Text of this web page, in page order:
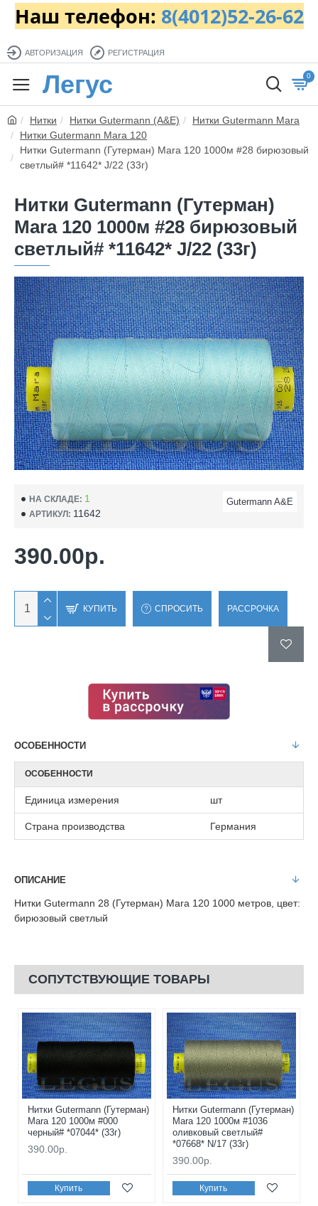
Наш телефон: 8(4012)52-26-62
АВТОРИЗАЦИЯ РЕГИСТРАЦИЯ
Легус 0
Нитки Нитки Gutermann (A&E)
Нитки Gutermann Mara
Нитки Gutermann Mara 120
Нитки Gutermann (Гутерман) Mara 120 1000м #28 бирюзовый
светлый# *11642* J/22 (33г)
Нитки Gutermann (Гутерман)
Mara 120 1000м #28 бирюзовый
светлый# *11642* J/22 (33г)
НА СКЛАДЕ: 1
АРТИКУЛ: 11642
Gutermann A&E
390.00р.
КУПИТЬ СПРОСИТЬ РАССРОЧКА
ОСОБЕННОСТИ
ОСОБЕННОСТИ
Единица измерения шт
Страна производства Германия
ОПИСАНИЕ
Нитки Gutermann 28 (Гутерман) Mara 120 1000 метров, цвет:
бирюзовый светлый
СОПУТСТВУЮЩИЕ ТОВАРЫ
Нитки Gutermann (Гутерман)
Mara 120 1000м #000
черный# *07044* (33г)
390.00р.
Купить
Нитки Gutermann (Гутерман)
Mara 120 1000м #1036
оливковый светлый#
*07668* N/17 (33г)
390.00р.
Купить